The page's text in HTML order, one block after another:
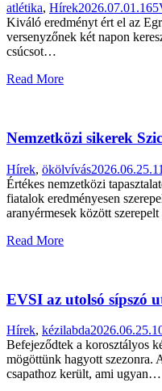
atlétika, Hírek2026.07.01.165
Kiváló eredményt ért el az
versenyzőnek két napon
csúcsot…
Read More
Nemzetközi sikerek
Hírek, ökölvívás2026.06.25.
Értékes nemzetközi
fiatalok eredményesen
aranyérmesek között
Read More
EVSI az utolsó sípszó
Hírek, kézilabda2026.06.25.
Befejeződtek a korosztályos
mögöttünk hagyott szezonra.
csapathoz került, ami ugyan…